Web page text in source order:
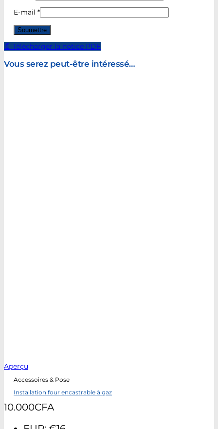
E-mail *
📄 Télécharger la notice PDF
Vous serez peut-être intéressé…
Aperçu
Accessoires & Pose
Installation four encastrable à gaz
10.000CFA